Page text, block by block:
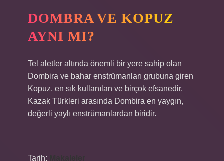
DOMBRA VE KOPUZ
AYNI MI?
Tel aletler altında önemli bir yere sahip olan
Dombira ve bahar enstrümanları grubuna giren
Kopuz, en sık kullanılan ve birçok efsanedir.
Kazak Türkleri arasında Dombira en yaygın,
değerli yaylı enstrümanlardan biridir.
Tarih: